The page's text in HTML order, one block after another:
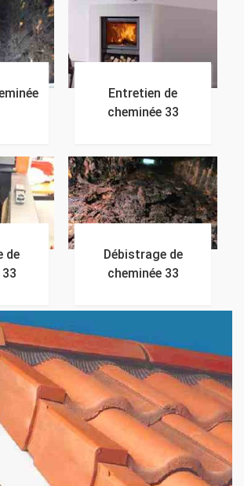
Entretien de
cheminée 33
de
Débistrage de
cheminée 33